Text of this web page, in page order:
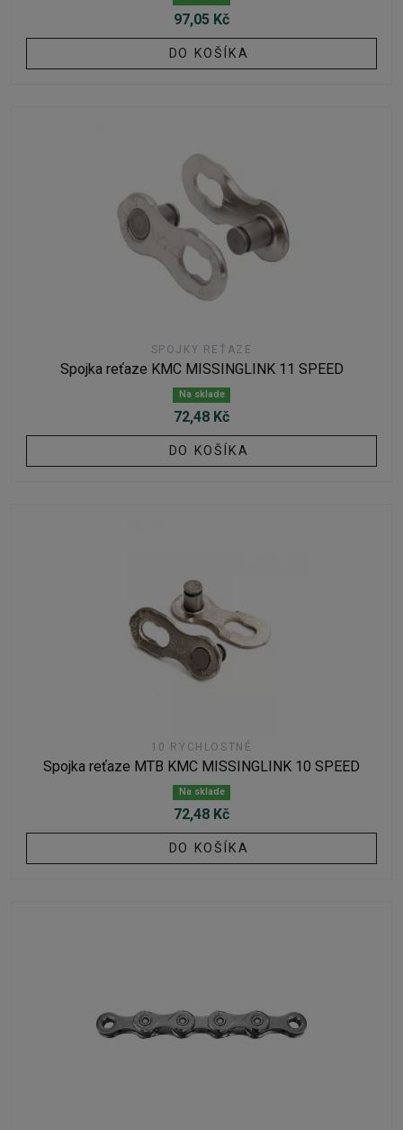
97,05 Kč
DO KOŠÍKA
SPOJKY REŤAZE
Spojka reťaze KMC MISSINGLINK 11 SPEED
Na sklade
72,48 Kč
DO KOŠÍKA
10 RÝCHLOSTNÉ
Spojka reťaze MTB KMC MISSINGLINK 10 SPEED
Na sklade
72,48 Kč
DO KOŠÍKA